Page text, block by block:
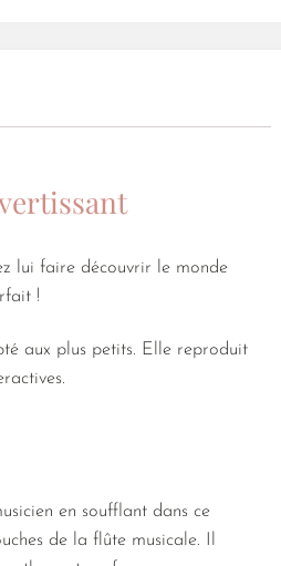
lui faire découvrir le monde
!
aux plus petits. Elle reproduit
en soufflant dans ce
de la flûte musicale. Il